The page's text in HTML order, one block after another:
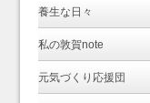
養生な日々
私の敦賀note
元気づくり応援団